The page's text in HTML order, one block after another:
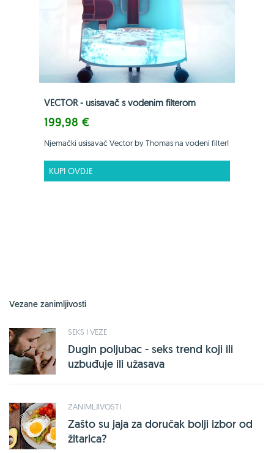
VECTOR - usisavač s vodenim filterom
199,98 €
Njemački usisavač Vector by Thomas na vodeni filter!
KUPI OVDJE
Vezane zanimljivosti
SEKS I VEZE
Dugin poljubac - seks trend koji ili
uzbuđuje ili užasava
ZANIMLJIVOSTI
Zašto su jaja za doručak bolji izbor od
žitarica?